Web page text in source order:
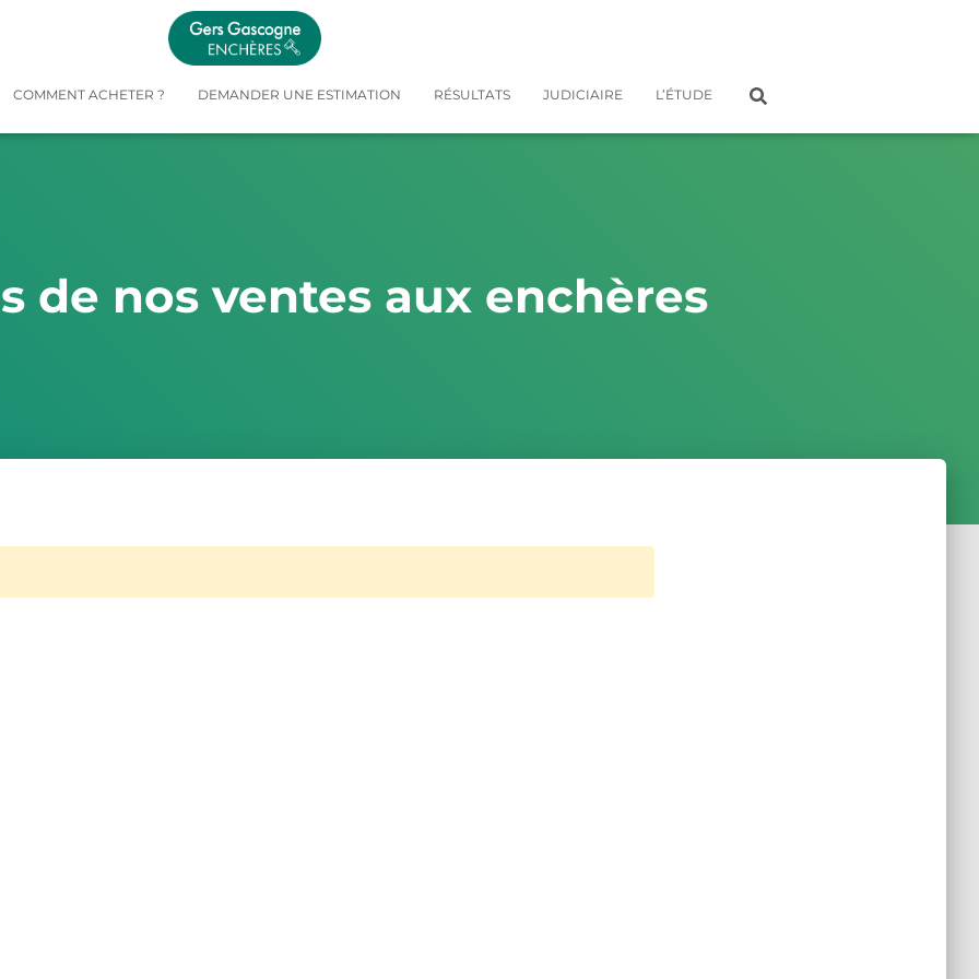
COMMENT ACHETER ? DEMANDER UNE ESTIMATION RÉSULTATS JUDICIAIRE L’ÉTUDE
de nos ventes aux enchères